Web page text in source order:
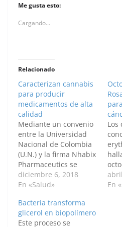
Me gusta esto:
Cargando...
Relacionado
Caracterizan cannabis
para producir
medicamentos de alta
calidad
Mediante un convenio
entre la Universidad
Nacional de Colombia
(U.N.) y la firma Nhabix
Pharmaceutics se
trabaja en varios
frentes de
enfocados en
caracterizar las
variedades,
diciembre 6, 2018
En «Salud»
Los
En
Bacteria transforma
glicerol en biopolímero
Este proceso se